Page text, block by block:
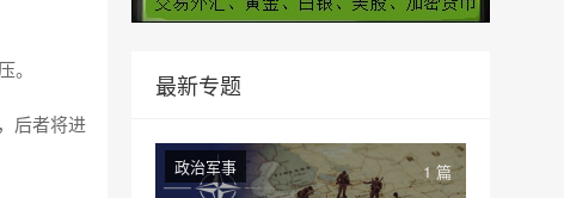
后者将进
最新专题
政治军事 1 篇